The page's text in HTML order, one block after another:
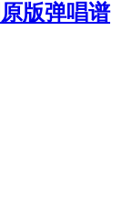
版弹唱谱